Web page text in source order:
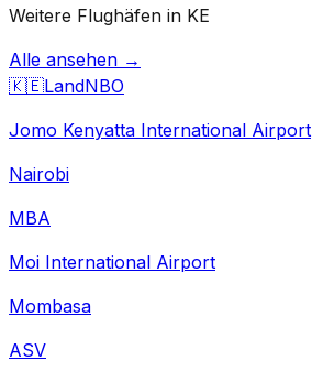
Weitere Flughäfen in KE
Alle ansehen →
🇰🇪LandNBO
Jomo Kenyatta International Airport
Nairobi
MBA
Moi International Airport
Mombasa
ASV